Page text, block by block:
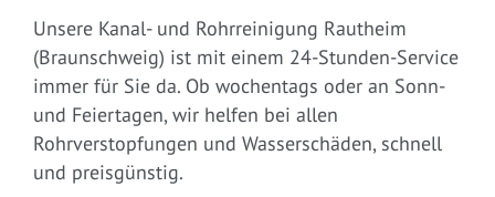
Unsere Kanal- und Rohrreinigung Rautheim
(Braunschweig) ist mit einem 24-Stunden-Service
immer für Sie da. Ob wochentags oder an Sonn-
und Feiertagen, wir helfen bei allen
Rohrverstopfungen und Wasserschäden, schnell
und preisgünstig.